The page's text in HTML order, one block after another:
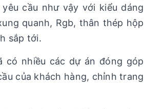
cầu như vậy với kiểu dáng
quanh, Rgb, thân thép hộp
sắp tới.
có nhiều các dự án đóng góp
của khách hàng, chỉnh trang